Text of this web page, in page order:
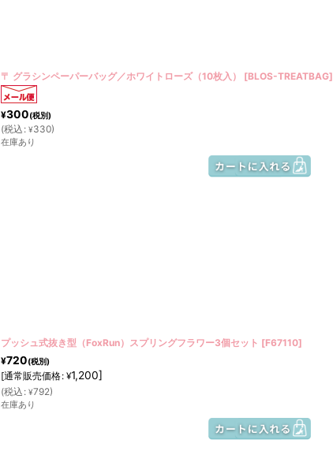
〒 グラシンペーパーバッグ／ホワイトローズ（10枚入） [BLOS-TREATBAG]
¥300(税別)
(税込 : ¥330)
在庫あり
プッシュ式抜き型（FoxRun）スプリングフラワー3個セット [F67110]
¥720(税別)
[通常販売価格: ¥1,200]
(税込 : ¥792)
在庫あり